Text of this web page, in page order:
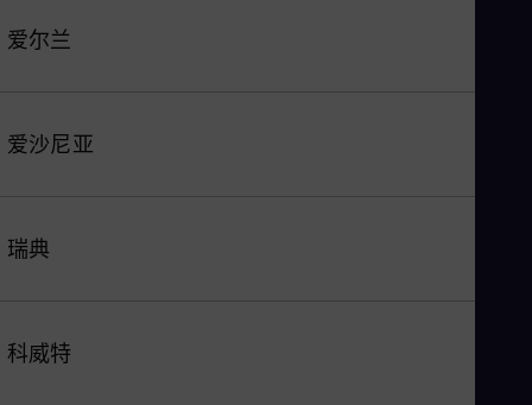
爱尔兰
爱沙尼亚
瑞典
科威特